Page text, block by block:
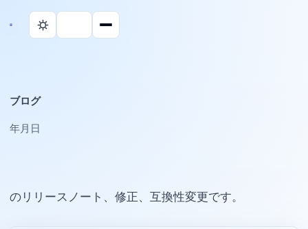
ブログ
2026年4月3日
Parall のリリースノート、修正、互換性変更です。